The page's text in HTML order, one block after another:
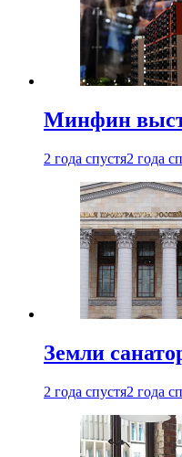
Минфин
2 года спустя2 года
Земли
2 года спустя2 года